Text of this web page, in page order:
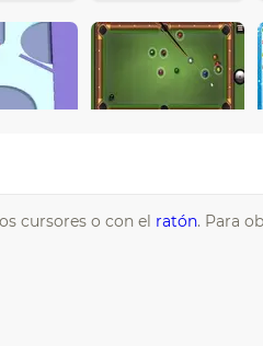
cursores o con el ratón. Para